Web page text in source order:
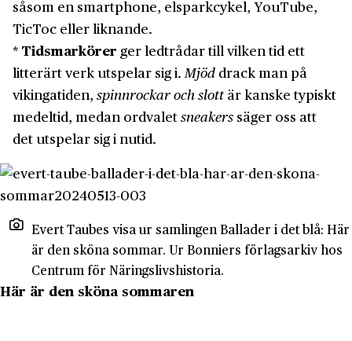
såsom en smartphone, elsparkcykel, YouTube,
TicToc eller liknande.
* Tidsmarkörer ger ledtrådar till vilken tid ett
litterärt verk utspelar sig i.Mjöd drack man på
vikingatiden, spinnrockar och slott är kanske typiskt
medeltid, medan ordvalet sneakers säger oss att
det utspelar sig i nutid.
Evert Taubes visa ur samlingen Ballader i det blå: Här
är den sköna sommar. Ur Bonniers förlagsarkiv hos
Centrum för Näringslivshistoria.
Här är den sköna sommaren